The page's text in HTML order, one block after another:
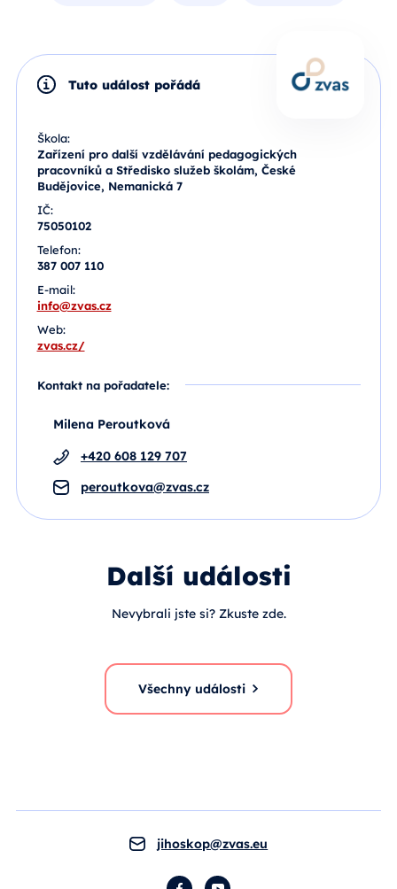
Tuto událost pořádá
Škola:
Zařízení pro další vzdělávání pedagogických
pracovníků a Středisko služeb školám, České
Budějovice, Nemanická 7
IČ:
75050102
Telefon:
387 007 110
E-mail:
info@zvas.cz
Web:
zvas.cz/
Kontakt na pořadatele:
Milena Peroutková
+420 608 129 707
peroutkova@zvas.cz
Další události
Nevybrali jste si? Zkuste zde.
Všechny události
jihoskop@zvas.eu
FacebookYouTube